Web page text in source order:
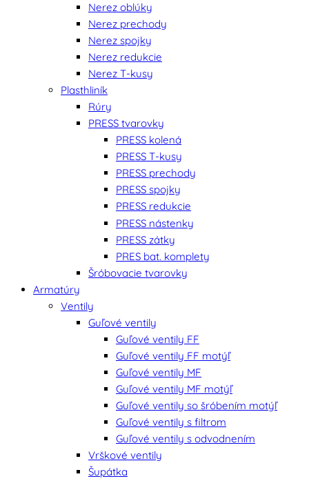
Nerez oblúky
Nerez prechody
Nerez spojky
Nerez redukcie
Nerez T-kusy
Plasthliník
Rúry
PRESS tvarovky
PRESS kolená
PRESS T-kusy
PRESS prechody
PRESS spojky
PRESS redukcie
PRESS nástenky
PRESS zátky
PRES bat. komplety
Šróbovacie tvarovky
Armatúry
Ventily
Guľové ventily
Guľové ventily FF
Guľové ventily FF motýľ
Guľové ventily MF
Guľové ventily MF motýľ
Guľové ventily so šróbením motýľ
Guľové ventily s filtrom
Guľové ventily s odvodnením
Vrškové ventily
Šupátka